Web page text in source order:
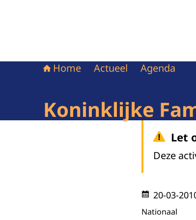
Home Actueel Agenda
Koninklijke
Let
Deze
20-03-
Nationaal